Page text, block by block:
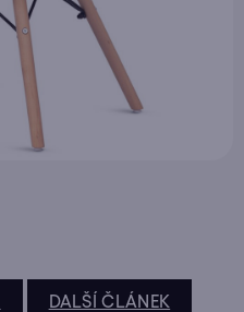
DALŠÍ ČLÁNEK